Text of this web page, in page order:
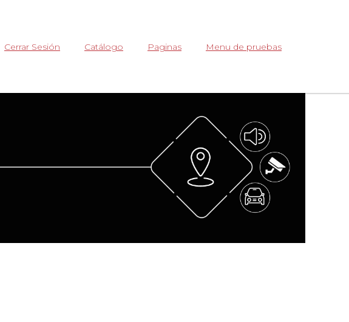
Cerrar Sesión Catálogo Paginas Menu de pruebas